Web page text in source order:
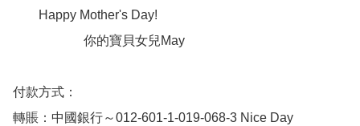
付款方式：
轉賬：中國銀行～012-601-1-019-068-3 Nice Day